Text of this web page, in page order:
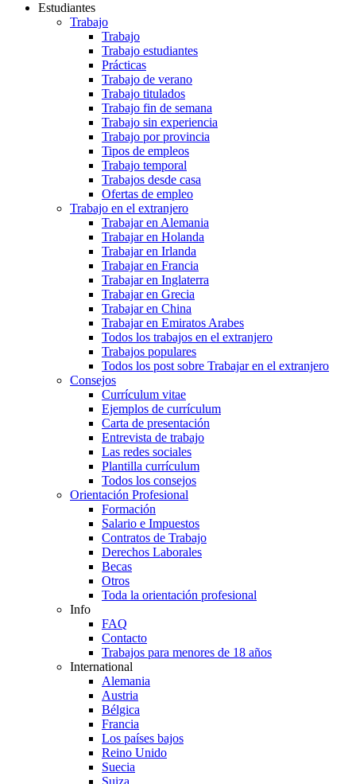
Estudiantes
Trabajo
Trabajo
Trabajo estudiantes
Prácticas
Trabajo de verano
Trabajo titulados
Trabajo fin de semana
Trabajo sin experiencia
Trabajo por provincia
Tipos de empleos
Trabajo temporal
Trabajos desde casa
Ofertas de empleo
Trabajo en el extranjero
Trabajar en Alemania
Trabajar en Holanda
Trabajar en Irlanda
Trabajar en Francia
Trabajar en Inglaterra
Trabajar en Grecia
Trabajar en China
Trabajar en Emiratos Arabes
Todos los trabajos en el extranjero
Trabajos populares
Todos los post sobre Trabajar en el extranjero
Consejos
Currículum vitae
Ejemplos de currículum
Carta de presentación
Entrevista de trabajo
Las redes sociales
Plantilla currículum
Todos los consejos
Orientación Profesional
Formación
Salario e Impuestos
Contratos de Trabajo
Derechos Laborales
Becas
Otros
Toda la orientación profesional
Info
FAQ
Contacto
Trabajos para menores de 18 años
International
Alemania
Austria
Bélgica
Francia
Los países bajos
Reino Unido
Suecia
Suiza